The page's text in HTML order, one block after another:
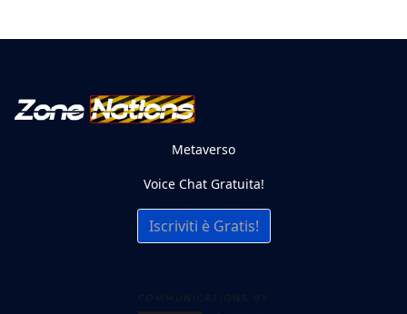
Metaverso
Voice Chat Gratuita!
Iscriviti è Gratis!